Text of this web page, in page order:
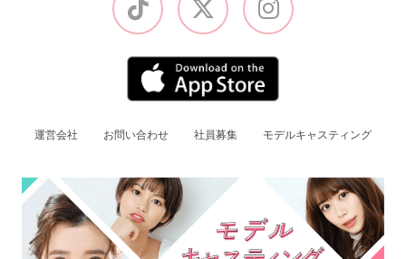
運営会社 お問い合わせ 社員募集 モデルキャスティング